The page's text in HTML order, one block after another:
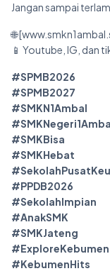
Jangan sampai
🌐
📱 Youtube, IG, dan
#SPMB2026
#SPMB2027
#SMKN1Ambal
#SMKBisa
#SMKHebat
#PPDB2026
#SekolahImpian
#AnakSMK
#SMKJateng
#ExploreKebumen
#KebumenHits